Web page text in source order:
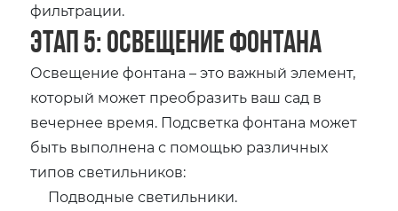
фильтрации.
Этап 5: Освещение фонтана
Освещение фонтана – это важный элемент‚
который может преобразить ваш сад в
вечернее время. Подсветка фонтана может
быть выполнена с помощью различных
типов светильников:
Подводные светильники.